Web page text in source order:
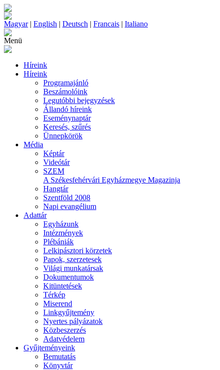
Magyar| English | Deutsch | Francais | Italiano
Menü
Híreink
Híreink
Programajánló
Beszámolóink
Legutóbbi bejegyzések
Állandó híreink
Eseménynaptár
Keresés, szűrés
Ünnepkörök
Média
Képtár
Videótár
SZEM
A Székesfehérvári Egyházmegye Magazinja
Hangtár
Szentföld 2008
Napi evangélium
Adattár
Egyházunk
Intézmények
Plébániák
Lelkipásztori körzetek
Papok, szerzetesek
Világi munkatársak
Dokumentumok
Kitüntetések
Térkép
Miserend
Linkgyűjtemény
Nyertes pályázatok
Közbeszerzés
Adatvédelem
Gyűjteményeink
Bemutatás
Könyvtár